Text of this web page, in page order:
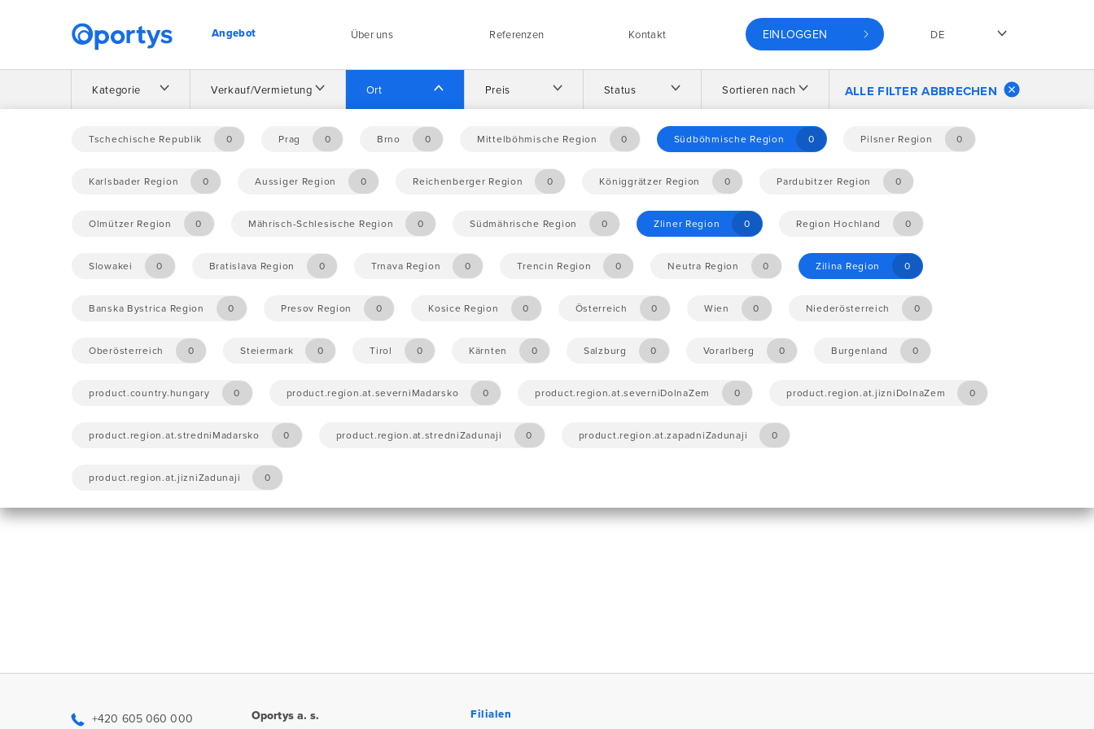
Angebot Über uns Referenzen Kontakt EINLOGGEN DE
Kategorie Verkauf/Vermietung Ort
Tschechische Republik 0 Prag 0 Brno 0 Mittelböhmische Region 0 Südböhmische Region 0 Pilsner Region 0
Karlsbader Region 0 Aussiger Region 0 Reichenberger Region 0 Königgrätzer Region 0 Pardubitzer Region 0
Olmützer Region 0 Mährisch-Schlesische Region 0 Südmährische Region 0 Zliner Region 0 Region Hochland 0
Slowakei 0 Bratislava Region 0 Trnava Region 0 Trencin Region 0 Neutra Region 0 Zilina Region 0
Banska Bystrica Region 0 Presov Region 0 Kosice Region 0 Österreich 0 Wien 0 Niederösterreich 0
Oberösterreich 0 Steiermark 0 Tirol 0 Kärnten 0 Salzburg 0 Vorarlberg 0 Burgenland 0
product.country.hungary 0 product.region.at.severniMadarsko 0 product.region.at.severniDolnaZem 0 product.region.at.jizniDolnaZem 0
product.region.at.stredniMadarsko 0 product.region.at.stredniZadunaji 0 product.region.at.zapadniZadunaji 0
product.region.at.jizniZadunaji 0
Preis Status Sortieren nach ALLE FILTER ABBRECHEN
Homepage Angebot
Keine Gelegenheiten gefunden.
+420 605 060 000
Oportys a. s.
Filialen